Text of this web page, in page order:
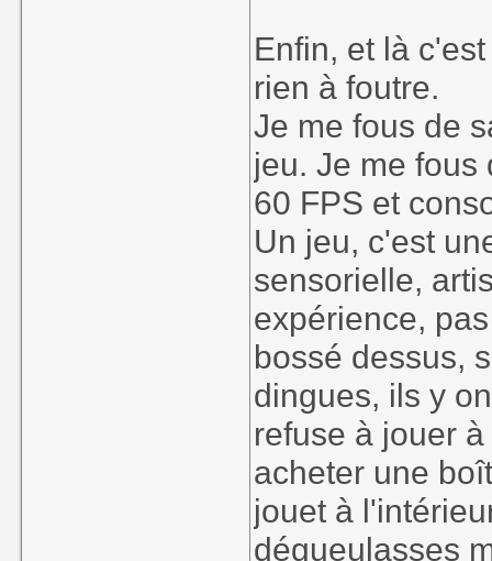
être aspiré
sur les oreilles.
Enfin, et là
rien à foutre.
Je me fous de
jeu. Je me
60 FPS et
Un jeu, c'est
sensorielle,
expérience,
bossé dessus,
dingues, ils y
refuse à jouer
acheter une
jouet à
dégueulasses